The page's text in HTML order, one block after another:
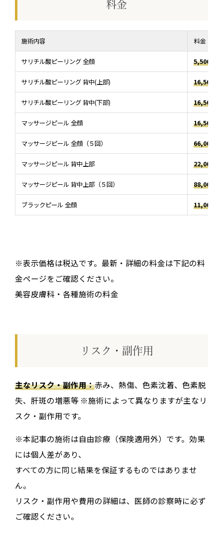
料金
施術内容 料金（税
サリチル酸ピーリング 全顔 5,500円
サリチル酸ピーリング 背中(上部) 16,500円
サリチル酸ピーリング 背中(下部) 16,500円
マッサージピール 全顔 16,500円
マッサージピール 全顔（５回） 66,000円
マッサージピール 背中上部 22,000円
マッサージピール 背中上部（５回） 88,000円
ブラックピール 全顔 11,000円
※表示価格は税込です。最新・詳細の料金は下記の料
金ページをご確認ください。
美容皮膚科・各種施術の料金
リスク・副作用
主なリスク・副作用：赤み、熱傷、色素沈着、色素脱
失、肝斑の増悪等 ※施術によって異なりますが主なリ
スク・副作用です。
※本記事の施術は自由診療（保険適用外）です。効果
には個人差があり、
すべての方に同じ結果を保証するものではありませ
ん。
リスク・副作用や費用の詳細は、医師の診察時に必ず
ご確認ください。